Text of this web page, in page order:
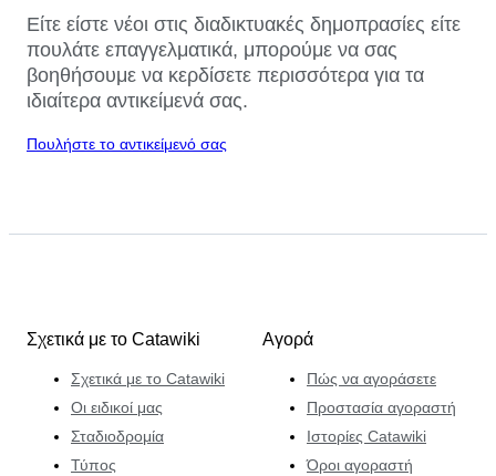
Είτε είστε νέοι στις διαδικτυακές δημοπρασίες είτε
πουλάτε επαγγελματικά, μπορούμε να σας
βοηθήσουμε να κερδίσετε περισσότερα για τα
ιδιαίτερα αντικείμενά σας.
Πουλήστε το αντικείμενό σας
Σχετικά με το Catawiki
Σχετικά με το Catawiki
Οι ειδικοί μας
Σταδιοδρομία
Τύπος
Αγορά
Πώς να αγοράσετε
Προστασία αγοραστή
Ιστορίες Catawiki
Όροι αγοραστή